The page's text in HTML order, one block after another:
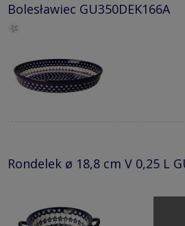
Bolesławiec GU350DEK166A
Rondelek ø 18,8 cm V 0,25 L